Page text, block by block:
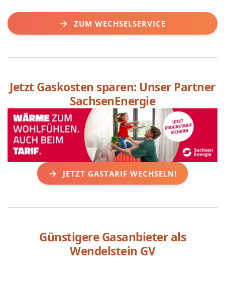
ZUM WECHSELSERVICE
Jetzt Gaskosten sparen: Unser Partner
SachsenEnergie
JETZT GASTARIF WECHSELN!
Günstigere Gasanbieter als
Wendelstein GV